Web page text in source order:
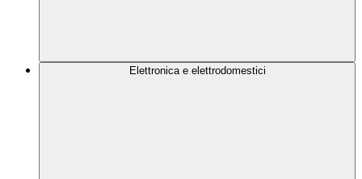
Elettronica e elettrodomestici